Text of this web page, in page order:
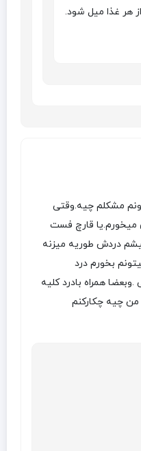
هر غذا میل شود.
مشکلم چیه.وقتی
قارچ فست
دردش طوریه میزنه
بخورم درد
همراه بادرد کلیه
چیه چکارکنم